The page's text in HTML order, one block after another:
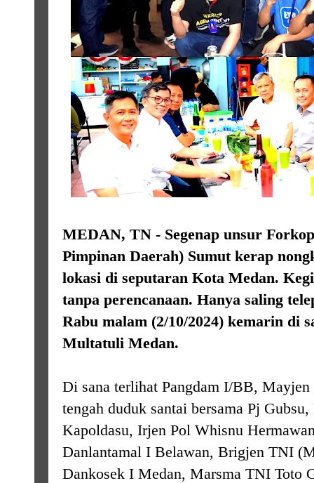
MEDAN, TN - Segenap unsur
Pimpinan Daerah) Sumut kerap
lokasi di seputaran Kota Medan.
tanpa perencanaan. Hanya saling
Rabu malam (2/10/2024) kemarin di
Multatuli Medan.
Di sana terlihat Pangdam I/BB,
tengah duduk santai bersama Pj
Kapoldasu, Irjen Pol Whisnu
Danlantamal I Belawan, Brigjen TNI
Dankosek I Medan, Marsma TNI Toto